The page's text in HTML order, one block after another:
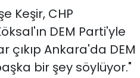
Keşir, CHP
DEM Parti'yle
çıkıp Ankara'da DEM
bir şey söylüyor."